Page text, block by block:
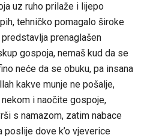
uz ruho prilaže i lijepo
tehničko pomagalo široke
prenaglašen
gospoja, nemaš kud da se
neće da se obuku, pa insana
kakve munje ne pošalje,
i naočite gospoje,
s namazom, zatim nabace
poslije dove k’o vjeverice